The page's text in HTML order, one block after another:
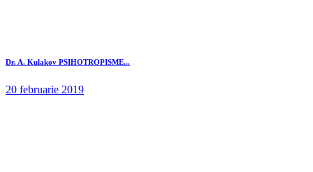
Dr. A. Kulakov PSIHOTROPISME...
20 februarie 2019